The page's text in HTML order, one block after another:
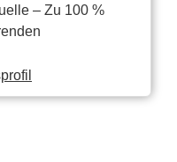
– Zu 100 %